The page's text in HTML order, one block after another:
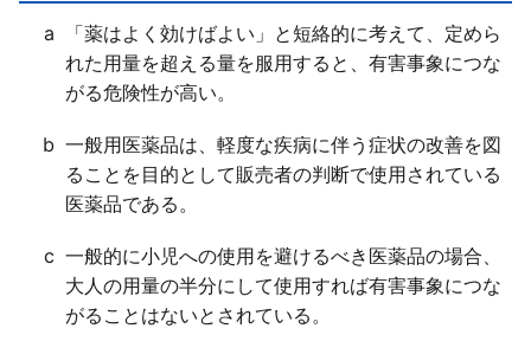
ｂ○
ｃ○
ｄ×
眠気や口渇等の比較的よく見られるものから、日常生
活に支障を来す程度の健康被害を生じる重大なものま
で、副作用として扱う。
a
「薬はよく効けばよい」と短絡的に考えて、定めら
れた用量を超える量を服用すると、有害事象につな
がる危険性が高い。
b 一般用医薬品は、軽度な疾病に伴う症状の改善を図
ることを目的として販売者の判断で使用されている
医薬品である。
c 一般的に小児への使用を避けるべき医薬品の場合、
大人の用量の半分にして使用すれば有害事象につな
がることはないとされている。